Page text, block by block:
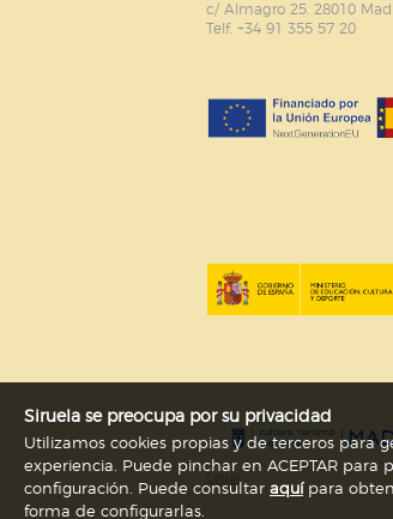
c/ Almagro 25. 28010
Telf. +34 91 355 57 20
Siruela se preocupa por su privacidad
Utilizamos cookies propias y de terceros para
experiencia. Puede pinchar en ACEPTAR
configuración. Puede consultar aquípara
forma de configurarlas.
Puede consultar